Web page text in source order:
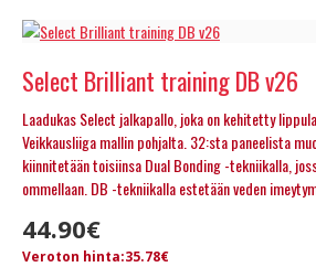
Select Brilliant training DB v26
Laadukas Select jalkapallo, joka on kehitetty
Veikkausliiga mallin pohjalta. 32:sta paneelista
kiinnitetään toisiinsa Dual Bonding -tekniikalla,
ommellaan. DB -tekniikalla estetään veden
44.90€
Veroton hinta:35.78€